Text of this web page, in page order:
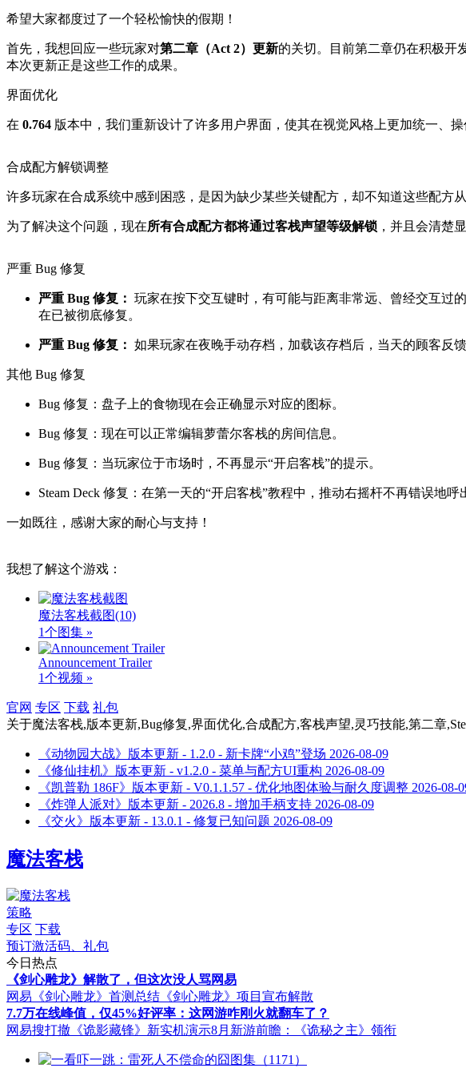
希望大家都度过了一个轻松愉快的假期！
首先，我想回应一些玩家对第二章（Act 2）更新的关切。目前第二章仍在积极开
本次更新正是这些工作的成果。
界面优化
在 0.764 版本中，我们重新设计了许多用户界面，使其在视觉风格上更加统一、
合成配方解锁调整
许多玩家在合成系统中感到困惑，是因为缺少某些关键配方，却不知道这些配方
为了解决这个问题，现在所有合成配方都将通过客栈声望等级解锁 ，并且会清楚
严重 Bug 修复
严重 Bug 修复： 玩家在按下交互键时，有可能与距离非常远、曾经交互过
在已被彻底修复。
严重 Bug 修复： 如果玩家在夜晚手动存档，加载该存档后，当天的顾客反
其他 Bug 修复
Bug 修复：盘子上的食物现在会正确显示对应的图标。
Bug 修复：现在可以正常编辑萝蕾尔客栈的房间信息。
Bug 修复：当玩家位于市场时，不再显示“开启客栈”的提示。
Steam Deck 修复：在第一天的“开启客栈”教程中，推动右摇杆不再错误地呼
一如既往，感谢大家的耐心与支持！
我想了解这个游戏：
魔法客栈截图(10)
1个图集 »
Announcement Trailer
1个视频 »
官网 专区 下载 礼包
关于魔法客栈,版本更新,Bug修复,界面优化,合成配方,客栈声望,灵巧技能,第二章
《动物园大战》版本更新 - 1.2.0 - 新卡牌“小鸡”登场 2026-08-09
《修仙挂机》版本更新 - v1.2.0 - 菜单与配方UI重构 2026-08-09
《凯普勒 186F》版本更新 - V0.1.1.57 - 优化地图体验与耐久度调整 2026-08-
《炸弹人派对》版本更新 - 2026.8 - 增加手柄支持 2026-08-09
《交火》版本更新 - 13.0.1 - 修复已知问题 2026-08-09
魔法客栈
策略
专区 下载
预订激活码、礼包
今日热点
《剑心雕龙》解散了，但这次没人骂网易
网易《剑心雕龙》首测总结 《剑心雕龙》项目宣布解散
7.7万在线峰值，仅45%好评率：这网游咋刚火就翻车了？
网易搜打撤《诡影藏锋》新实机演示8月新游前瞻：《诡秘之主》领衔